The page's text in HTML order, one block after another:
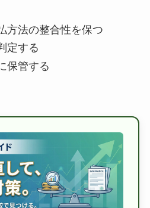
方法の整合性を保つ
定する
保管する